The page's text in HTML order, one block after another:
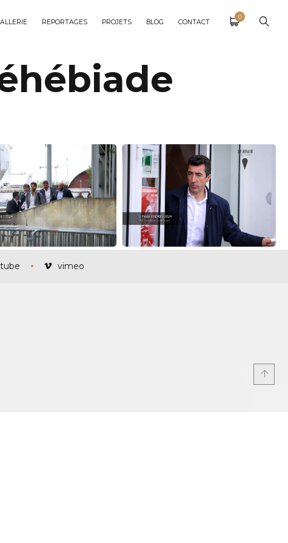
REPORTAGES PROJETS BLOG CONTACT
0
vimeo